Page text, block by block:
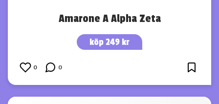
Amarone A Alpha Zeta
köp 249 kr
0 0